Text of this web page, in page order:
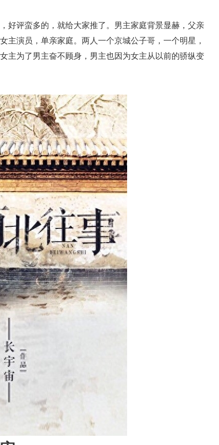
好评蛮多的，就给大家推了。男主家庭背景显赫，父亲
主演员，单亲家庭。两人一个京城公子哥，一个明星，
主为了男主奋不顾身，男主也因为女主从以前的骄纵变